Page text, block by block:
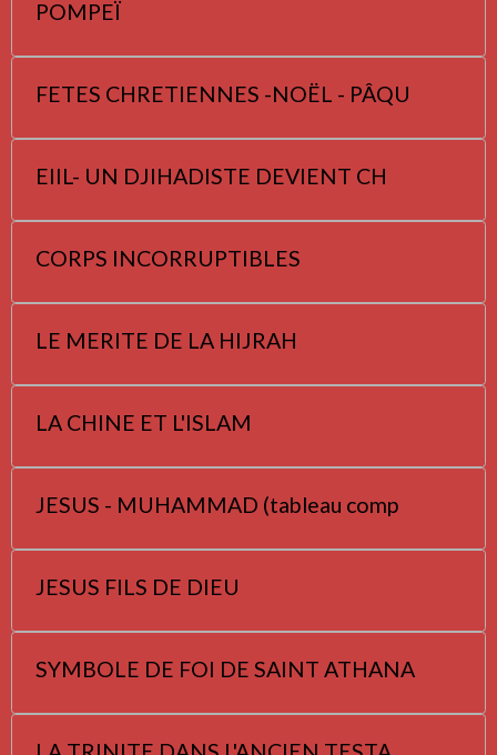
POMPEÏ
FETES CHRETIENNES -NOËL - PÂQU
EIIL- UN DJIHADISTE DEVIENT CH
CORPS INCORRUPTIBLES
LE MERITE DE LA HIJRAH
LA CHINE ET L'ISLAM
JESUS - MUHAMMAD (tableau comp
JESUS FILS DE DIEU
SYMBOLE DE FOI DE SAINT ATHANA